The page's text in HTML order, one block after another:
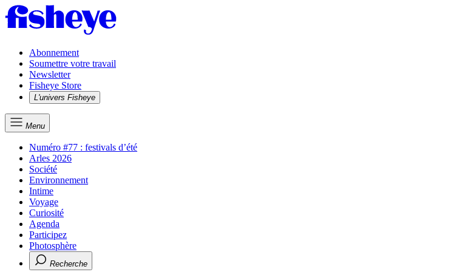
Abonnement
Soumettre votre travail
Newsletter
Fisheye Store
L'univers Fisheye
Menu
Numéro #77 : festivals d’été
Arles 2026
Société
Environnement
Intime
Voyage
Curiosité
Agenda
Participez
Photosphère
Recherche